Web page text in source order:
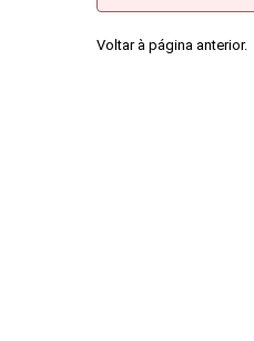
Voltar à página anterior.